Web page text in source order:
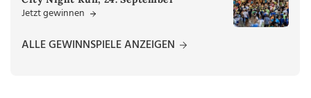
Jetzt gewinnen
ALLE GEWINNSPIELE ANZEIGEN